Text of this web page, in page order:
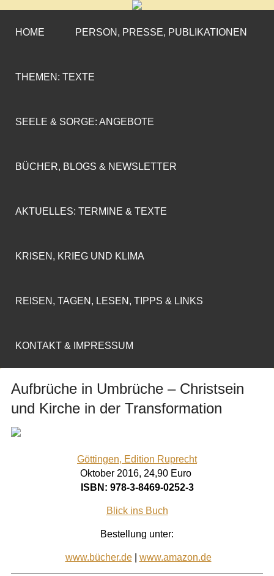
CORNELIA COENEN-
MARX
»ENGAGEMENT MIT PROFIL«
HOME PERSON, PRESSE, PUBLIKATIONEN
THEMEN: TEXTE
SEELE & SORGE: ANGEBOTE
BÜCHER, BLOGS & NEWSLETTER
AKTUELLES: TERMINE & TEXTE
KRISEN, KRIEG UND KLIMA
REISEN, TAGEN, LESEN, TIPPS & LINKS
KONTAKT & IMPRESSUM
Aufbrüche in Umbrüche – Christsein
und Kirche in der Transformation
Göttingen, Edition Ruprecht
Oktober 2016, 24,90 Euro
ISBN: 978-3-8469-0252-3
Blick ins Buch
Bestellung unter:
www.bücher.de| www.amazon.de